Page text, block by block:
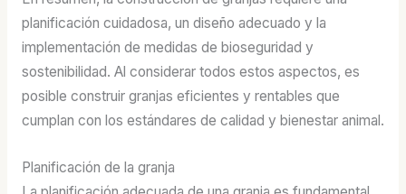
planificación cuidadosa, un diseño adecuado y la
implementación de medidas de bioseguridad y
sostenibilidad. Al considerar todos estos aspectos, es
posible construir granjas eficientes y rentables que
cumplan con los estándares de calidad y bienestar animal.
Planificación de la granja